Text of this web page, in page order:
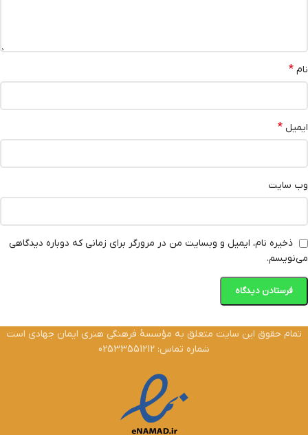
نام *
ایمیل *
وب‌ سایت
ذخیره نام، ایمیل و وبسایت من در مرورگر برای زمانی که دوباره دیدگاهی
می‌نویسم.
تمام حقوق این سایت متعلق به مؤسسۀ فرهنگی هنری ایمان جهادی است
شماره تماس: 02533551212